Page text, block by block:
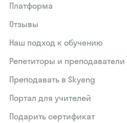
Платформа
Отзывы
Наш подход к обучению
Репетиторы и преподаватели
Преподавать в Skyeng
Портал для учителей
Подарить сертификат